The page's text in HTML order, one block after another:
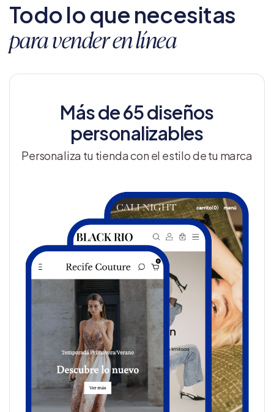
Todo lo que necesitas
para vender en línea
Más de 65 diseños
personalizables
Personaliza tu tienda con el estilo de tu marca